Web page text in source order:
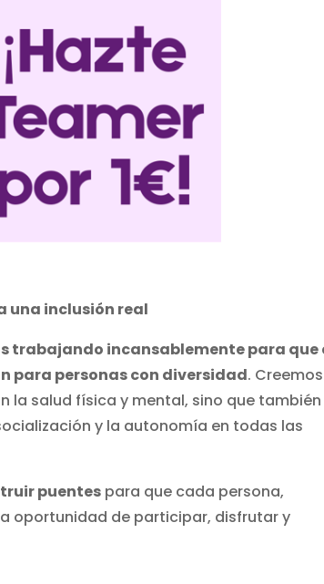
una inclusión real
trabajando incansablemente para que
para personas con diversidad. Creemos
la salud física y mental, sino que también
y la autonomía en todas las
puentes para que cada persona,
oportunidad de participar, disfrutar y